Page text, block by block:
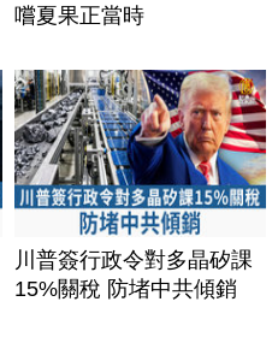
嚐夏果正當時
川普簽行政令對多晶矽課
15%關稅 防堵中共傾銷